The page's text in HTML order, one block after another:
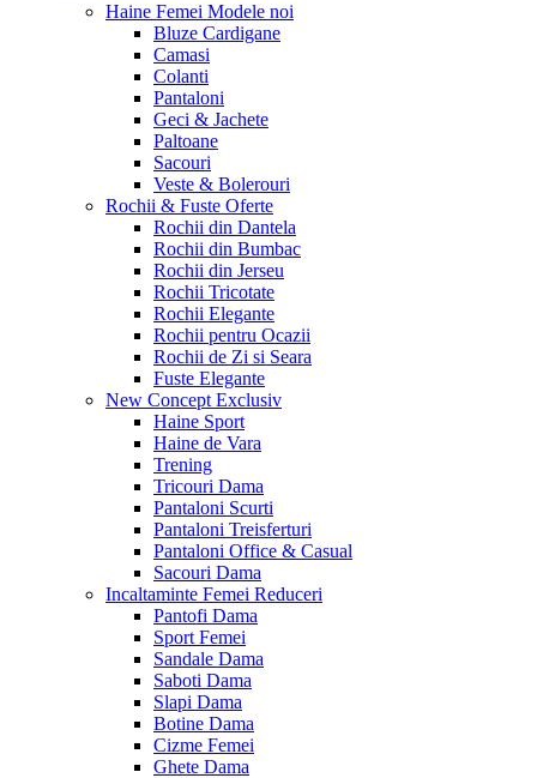
Haine Femei Modele noi
Bluze Cardigane
Camasi
Colanti
Pantaloni
Geci & Jachete
Paltoane
Sacouri
Veste & Bolerouri
Rochii & Fuste Oferte
Rochii din Dantela
Rochii din Bumbac
Rochii din Jerseu
Rochii Tricotate
Rochii Elegante
Rochii pentru Ocazii
Rochii de Zi si Seara
Fuste Elegante
New Concept Exclusiv
Haine Sport
Haine de Vara
Trening
Tricouri Dama
Pantaloni Scurti
Pantaloni Treisferturi
Pantaloni Office & Casual
Sacouri Dama
Incaltaminte Femei Reduceri
Pantofi Dama
Sport Femei
Sandale Dama
Saboti Dama
Slapi Dama
Botine Dama
Cizme Femei
Ghete Dama